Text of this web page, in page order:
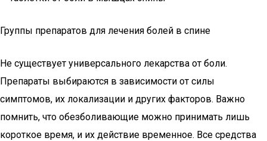
Группы препаратов для лечения болей в спине
Не существует универсального лекарства от боли.
Препараты выбираются в зависимости от силы
симптомов, их локализации и других факторов. Важно
помнить, что обезболивающие можно принимать лишь
короткое время, и их действие временное. Все средства